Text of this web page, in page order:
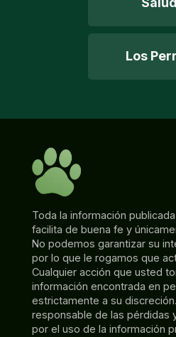
Los
Toda la información
facilita de buena fe y
No podemos garantizar su
por lo que le rogamos que
Cualquier acción que usted
información encontrada en
estrictamente a su
responsable de las pérdidas
por el uso de la información